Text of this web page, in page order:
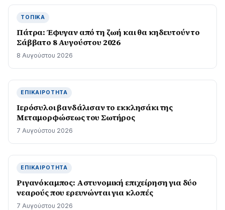
ΤΟΠΙΚΆ
Πάτρα: Έφυγαν από τη ζωή και θα κηδευτούν το
Σάββατο 8 Αυγούστου 2026
8 Αυγούστου 2026
ΕΠΙΚΑΙΡΌΤΗΤΑ
Ιερόσυλοι βανδάλισαν το εκκλησάκι της
Μεταμορφώσεως του Σωτήρος
7 Αυγούστου 2026
ΕΠΙΚΑΙΡΌΤΗΤΑ
Ριγανόκαμπος: Αστυνομική επιχείρηση για δύο
νεαρούς που ερευνώνται για κλοπές
7 Αυγούστου 2026